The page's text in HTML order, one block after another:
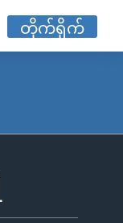
တိုက်ရိုက်